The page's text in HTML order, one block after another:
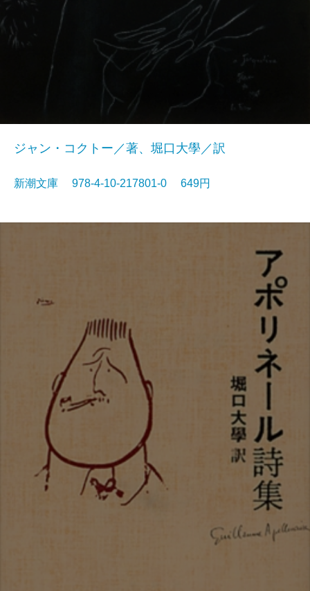
ジャン・コクトー／著、堀口大學／訳
新潮文庫 978-4-10-217801-0 649円